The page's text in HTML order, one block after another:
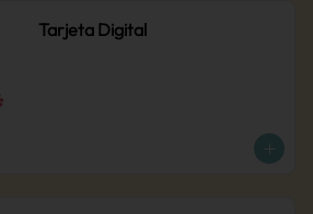
Tarjeta Digital